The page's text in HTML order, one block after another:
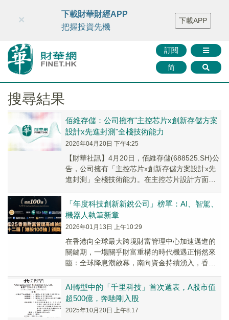
財華智庫網 FINTV FINMETA 財華證券 媒體矩陣
智庫沙龍
聯絡我們
訂閱
简
×
下載財華財經APP
把握投資先機
下載APP
搜尋結果
佰維存儲：公司擁有"主控芯片x創新存儲方案
設計x先進封測"全棧技術能力
2026年04月20日 下午4:25
​【財華社訊】4月20日，佰維存儲(688525.SH)公
告，公司擁有「主控芯片x創新存儲方案設計x先
進封測」全棧技術能力。在主控芯片設計方面，
「年度科技創新新銳公司」榜單：AI、智駕、
機器人執筆新章
2026年01月13日 上午10:29
在香港向全球最大跨境財富管理中心加速邁進的
關鍵期，一場關乎財富重構的時代機遇正悄然來
臨：全球降息潮啟幕，南向資金持續湧入，香港
AI轉型中的「千里科技」首次遞表，A股市值
超500億，奔馳剛入股
2025年10月20日 上午8:17